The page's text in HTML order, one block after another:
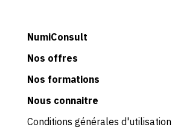
NumiConsult
Nos offres
Nos formations
Nous connaitre
Conditions générales d'utilisation